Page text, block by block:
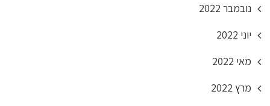
נובמבר 2022
יוני 2022
מאי 2022
מרץ 2022